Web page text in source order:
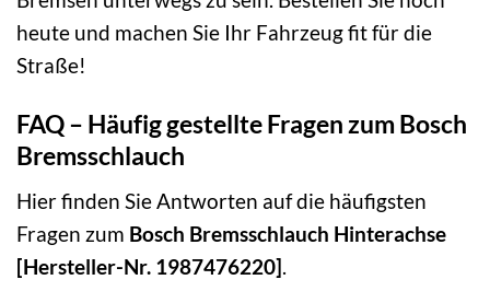
heute und machen Sie Ihr Fahrzeug fit für die
Straße!
FAQ – Häufig gestellte Fragen zum Bosch
Bremsschlauch
Hier finden Sie Antworten auf die häufigsten
Fragen zum Bosch Bremsschlauch Hinterachse
[Hersteller-Nr. 1987476220].